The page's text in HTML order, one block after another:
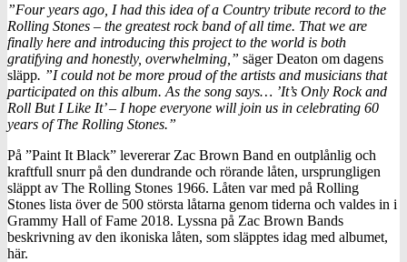
”Four years ago, I had this idea of a Country tribute record to the
Rolling Stones – the greatest rock band of all time. That we are
finally here and introducing this project to the world is both
gratifying and honestly, overwhelming,” säger Deaton om dagens
släpp. ”I could not be more proud of the artists and musicians that
participated on this album. As the song says… ’It’s Only Rock and
Roll But I Like It’ – I hope everyone will join us in celebrating 60
years of The Rolling Stones.”
På ”Paint It Black” levererar Zac Brown Band en outplånlig och
kraftfull snurr på den dundrande och rörande låten, ursprungligen
släppt av The Rolling Stones 1966. Låten var med på Rolling
Stones lista över de 500 största låtarna genom tiderna och valdes in i
Grammy Hall of Fame 2018. Lyssna på Zac Brown Bands
beskrivning av den ikoniska låten, som släpptes idag med albumet,
här.